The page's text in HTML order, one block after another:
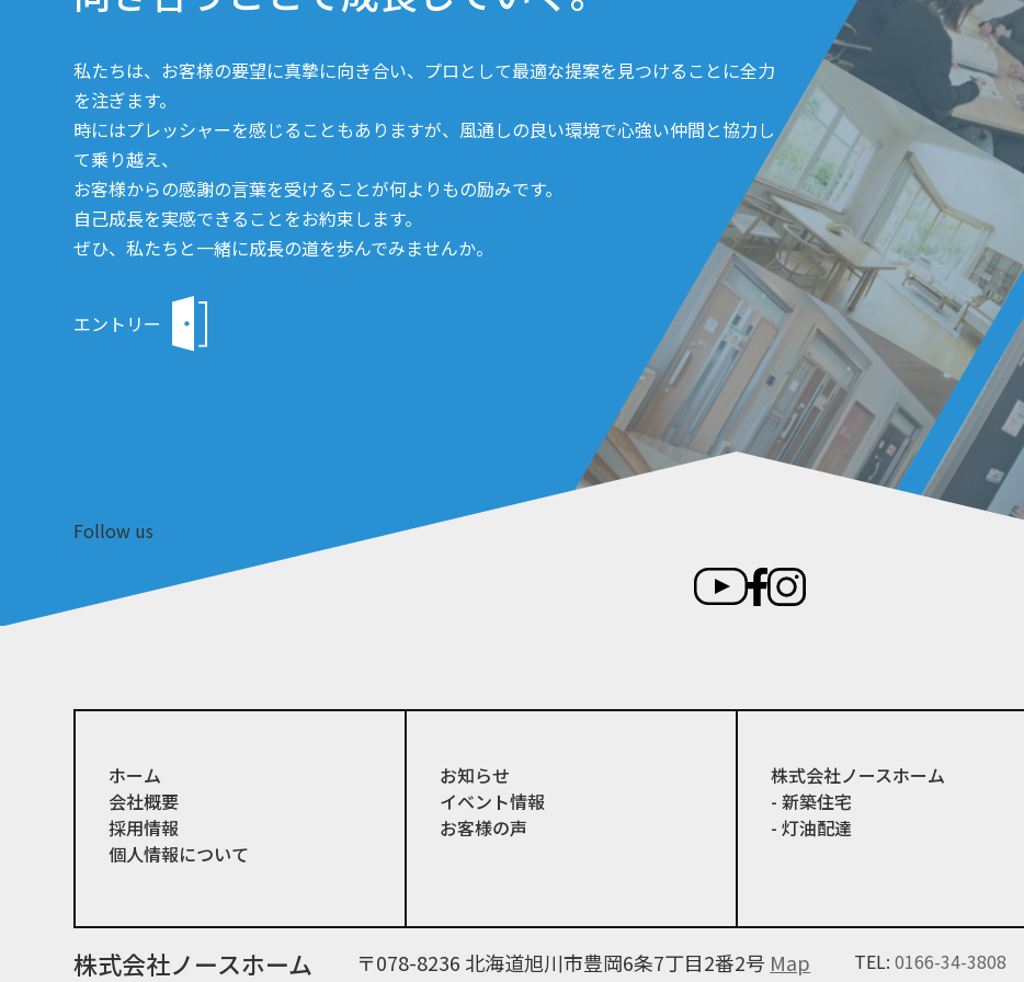
私たちは、お客様の要望に真摯に向き合い、プロとして最適な提案を見つけることに全力
を注ぎます。
時にはプレッシャーを感じることもありますが、風通しの良い環境で心強い仲間と協力し
て乗り越え、
お客様からの感謝の言葉を受けることが何よりもの励みです。
自己成長を実感できることをお約束します。
ぜひ、私たちと一緒に成長の道を歩んでみませんか。
エントリー
Follow us
ホーム
会社概要
採用情報
個人情報について
お知らせ
イベント情報
お客様の声
株式会社ノースホーム
- 新築住宅
- 灯油配達
株式会社ノースホーム 〒078-8236 北海道旭川市豊岡6条7丁目2番2号 Map TEL:0166-34-3808